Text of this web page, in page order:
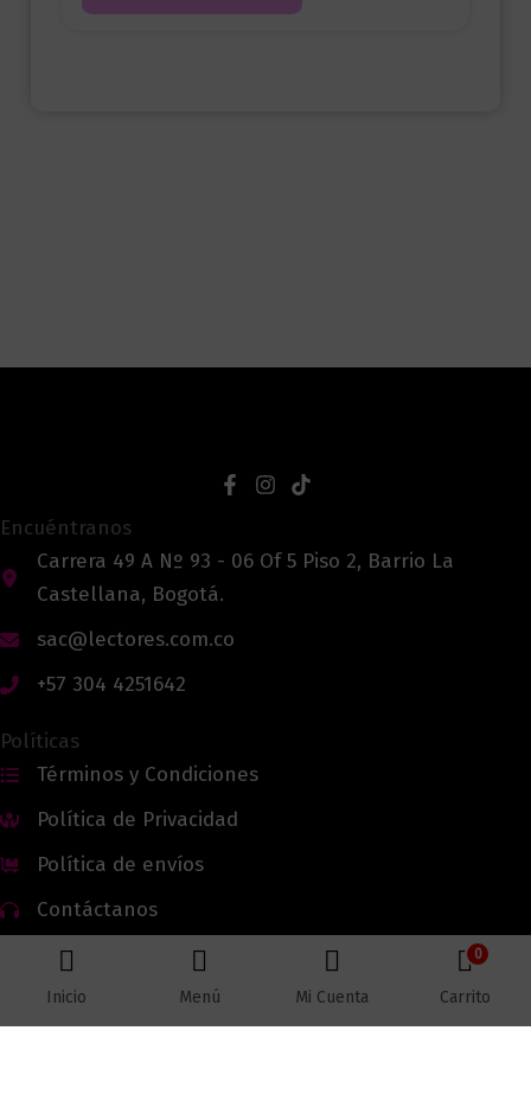
Encuéntranos
Carrera 49 A Nº 93 - 06 Of 5 Piso 2, Barrio La
Castellana, Bogotá.
sac@lectores.com.co
+57 304 4251642
Políticas
Términos y Condiciones
Política de Privacidad
Política de envíos
Contáctanos
Todos los derechos reservados © 2026 Lectores.co |
Inicio Menú Mi Cuenta
0
Carrito